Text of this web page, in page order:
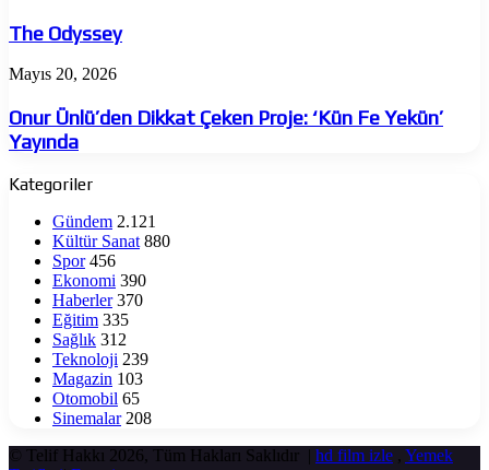
The Odyssey
Onur
Dikkat
Çeken
Proje:
Fe
Yekün’
Yayında
Mayıs 20, 2026
Onur Ünlü’den Dikkat Çeken Proje: ‘Kün Fe Yekün’
Yayında
Kategoriler
Gündem 2.121
Kültür Sanat 880
Spor 456
Ekonomi 390
Haberler 370
Eğitim 335
Sağlık 312
Teknoloji 239
Magazin 103
Otomobil 65
Sinemalar 208
© Telif Hakkı 2026, Tüm Hakları Saklıdır | hd film izle , Yemek